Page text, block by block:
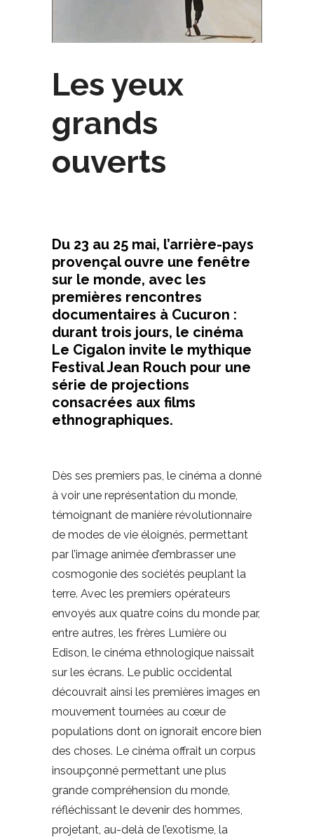
Les yeux
grands
ouverts
Du 23 au 25 mai, l’arrière-pays
provençal ouvre une fenêtre
sur le monde, avec les
premières rencontres
documentaires à Cucuron :
durant trois jours, le cinéma
Le Cigalon invite le mythique
Festival Jean Rouch pour une
série de projections
consacrées aux films
ethnographiques.
Dès ses premiers pas, le cinéma a donné
à voir une représentation du monde,
témoignant de manière révolutionnaire
de modes de vie éloignés, permettant
par l’image animée d’embrasser une
cosmogonie des sociétés peuplant la
terre. Avec les premiers opérateurs
envoyés aux quatre coins du monde par,
entre autres, les frères Lumière ou
Edison, le cinéma ethnologique naissait
sur les écrans. Le public occidental
découvrait ainsi les premières images en
mouvement tournées au cœur de
populations dont on ignorait encore bien
des choses. Le cinéma offrait un corpus
insoupçonné permettant une plus
grande compréhension du monde,
réfléchissant le devenir des hommes,
projetant, au-delà de l’exotisme, la